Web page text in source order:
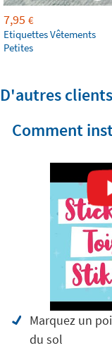
7,95 €
Etiquettes Vêtements
Petites
D'autres
Comment
Marquez un
du sol